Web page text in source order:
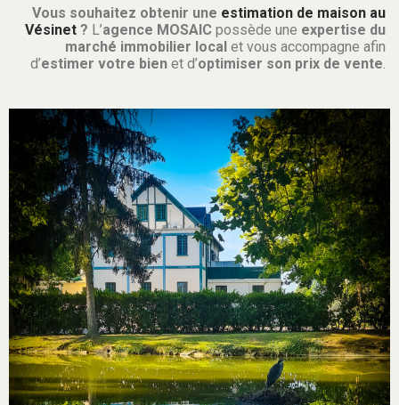
Vous souhaitez obtenir une estimation de maison au
Vésinet ? L’agence MOSAIC possède une expertise du
marché immobilier local et vous accompagne afin
d’estimer votre bien et d’optimiser son prix de vente.